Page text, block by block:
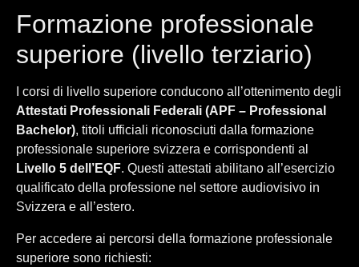
Formazione professionale
superiore (livello terziario)
I corsi di livello superiore conducono all’ottenimento degli
Attestati Professionali Federali (APF – Professional
Bachelor), titoli ufficiali riconosciuti dalla formazione
professionale superiore svizzera e corrispondenti al
Livello 5 dell’EQF. Questi attestati abilitano all’esercizio
qualificato della professione nel settore audiovisivo in
Svizzera e all’estero.
Per accedere ai percorsi della formazione professionale
superiore sono richiesti: